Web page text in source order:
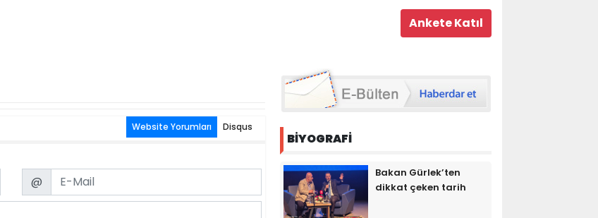
Website Yorumları Disqus
Email
@
BİYOGRAFİ
Bakan Gürlek’ten
dikkat çeken tarih